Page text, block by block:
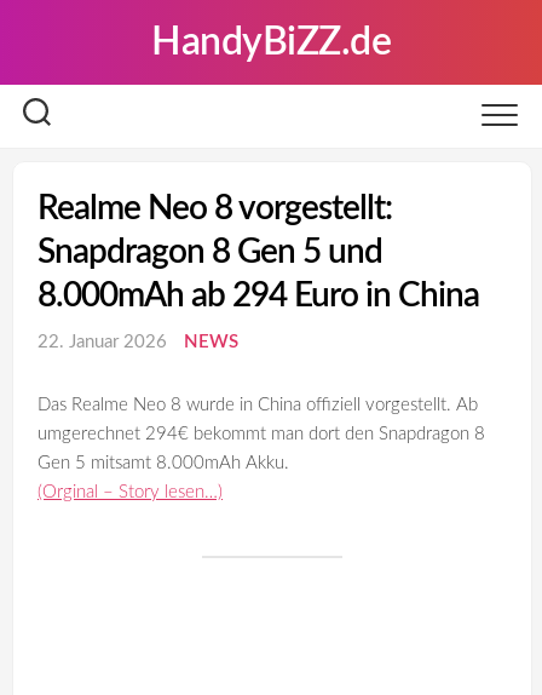
HandyBiZZ.de
Realme Neo 8 vorgestellt:
Snapdragon 8 Gen 5 und
8.000mAh ab 294 Euro in China
22. Januar 2026 NEWS
Das Realme Neo 8 wurde in China offiziell vorgestellt. Ab
umgerechnet 294€ bekommt man dort den Snapdragon 8
Gen 5 mitsamt 8.000mAh Akku.
(Orginal – Story lesen…)